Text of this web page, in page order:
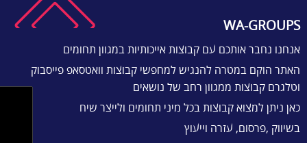
WA-GROUPS
אנחנו נחבר אותכם עם קבוצות אייכותיות במגוון תחומים
האתר הוקם במטרה להנגיש למחפשי קבוצות וואטסאפ פייסבוק
וטלגרם קבוצות ממגוון רחב של נושאים
כאן ניתן למצוא קבוצות בכל מיני תחומים ולייצר שיח
בשיווק ,פרסום, עזרה וייעוץ